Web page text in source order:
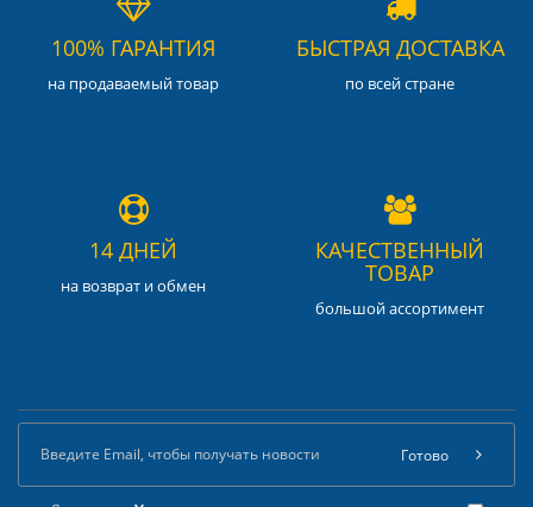
100% ГАРАНТИЯ
на продаваемый товар
БЫСТРАЯ ДОСТАВКА
по всей стране
14 ДНЕЙ
на возврат и обмен
КАЧЕСТВЕННЫЙ
ТОВАР
большой ассортимент
Готово